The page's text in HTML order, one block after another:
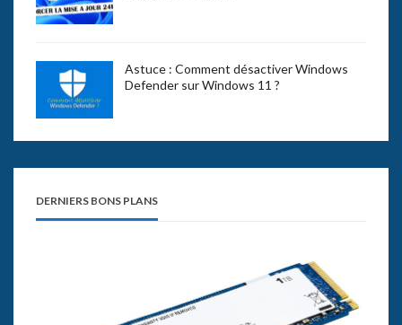
Astuce : Comment désactiver Windows
Defender sur Windows 11 ?
DERNIERS BONS PLANS